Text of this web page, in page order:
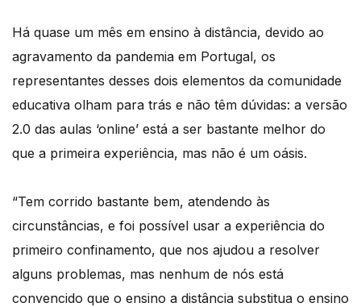
Há quase um mês em ensino à distância, devido ao
agravamento da pandemia em Portugal, os
representantes desses dois elementos da comunidade
educativa olham para trás e não têm dúvidas: a versão
2.0 das aulas ‘online’ está a ser bastante melhor do
que a primeira experiência, mas não é um oásis.
“Tem corrido bastante bem, atendendo às
circunstâncias, e foi possível usar a experiência do
primeiro confinamento, que nos ajudou a resolver
alguns problemas, mas nenhum de nós está
convencido que o ensino a distância substitua o ensino